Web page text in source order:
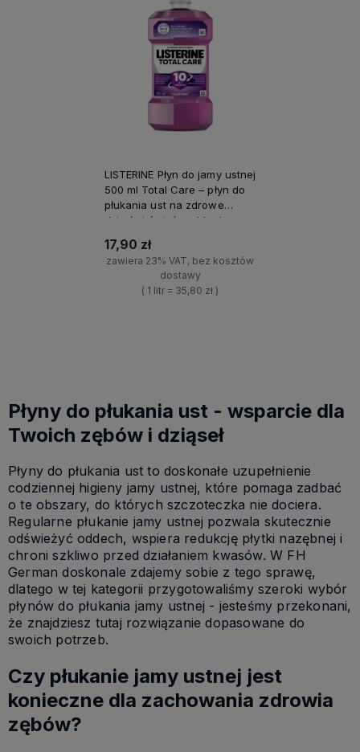
LISTERINE Płyn do jamy ustnej
500 ml Total Care – płyn do
płukania ust na zdrowe
dziąsła i świeży oddech
17,90 zł
zawiera 23% VAT, bez kosztów
dostawy
( 1 litr = 35,80 zł )
Płyny do płukania ust - wsparcie dla
Twoich zębów i dziąseł
Płyny do płukania ust to doskonałe uzupełnienie
codziennej higieny jamy ustnej, które pomaga zadbać
o te obszary, do których szczoteczka nie dociera.
Regularne płukanie jamy ustnej pozwala skutecznie
odświeżyć oddech, wspiera redukcję płytki nazębnej i
chroni szkliwo przed działaniem kwasów. W FH
German doskonale zdajemy sobie z tego sprawę,
dlatego w tej kategorii przygotowaliśmy szeroki wybór
płynów do płukania jamy ustnej - jesteśmy przekonani,
że znajdziesz tutaj rozwiązanie dopasowane do
swoich potrzeb.
Czy płukanie jamy ustnej jest
konieczne dla zachowania zdrowia
zębów?